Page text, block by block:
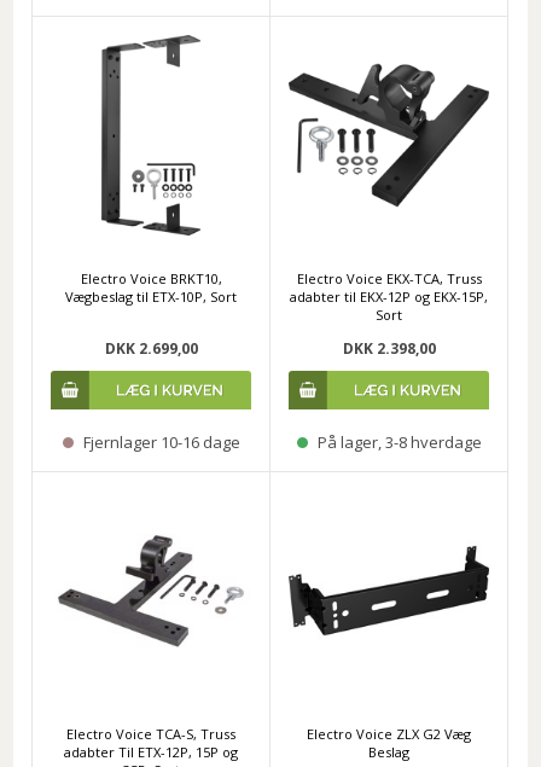
Electro Voice BRKT10,
Vægbeslag til ETX-10P, Sort
DKK 2.699,00
Fjernlager 10-16 dage
Electro Voice EKX-TCA, Truss
adabter til EKX-12P og EKX-15P,
Sort
DKK 2.398,00
På lager, 3-8 hverdage
Electro Voice TCA-S, Truss
adabter Til ETX-12P, 15P og
Electro Voice ZLX G2 Væg
Beslag